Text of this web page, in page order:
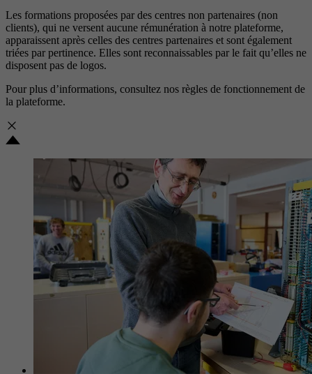
Les formations proposées par des centres non partenaires (non
clients), qui ne versent aucune rémunération à notre plateforme,
apparaissent après celles des centres partenaires et sont également
triées par pertinence. Elles sont reconnaissables par le fait qu’elles ne
disposent pas de logos.
Pour plus d’informations, consultez nos règles de fonctionnement de
la plateforme.